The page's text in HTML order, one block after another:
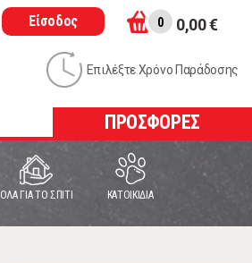
Είσοδος 0 0,00 €
Επιλέξτε Χρόνο Παράδοσης
ΠΡΟΣΦΟΡΕΣ
ΟΛΑ ΓΙΑ ΤΟ ΣΠΙΤΙ ΚΑΤΟΙΚΙΔΙΑ